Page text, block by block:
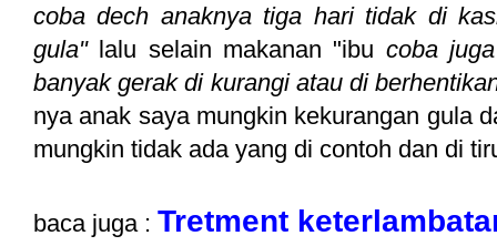
coba dech anaknya tiga hari tidak di
gula" lalu selain makanan "ibu coba
banyak gerak di kurangi atau di
nya anak saya mungkin kekurangan gula
mungkin tidak ada yang di contoh dan di
baca juga : Tretment